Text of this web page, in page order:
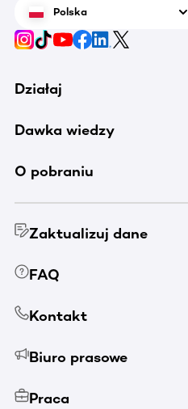
Polska
Działaj
Dawka wiedzy
O pobraniu
Zaktualizuj dane
FAQ
Kontakt
Biuro prasowe
Praca